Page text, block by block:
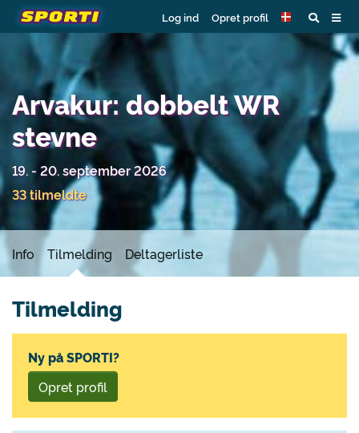
Log ind Opret profil
Arvakur: dobbelt WR
stevne
19. - 20. september 2026
33 tilmeldte
Info Tilmelding Deltagerliste
Tilmelding
Ny på SPORTI?
Opret profil